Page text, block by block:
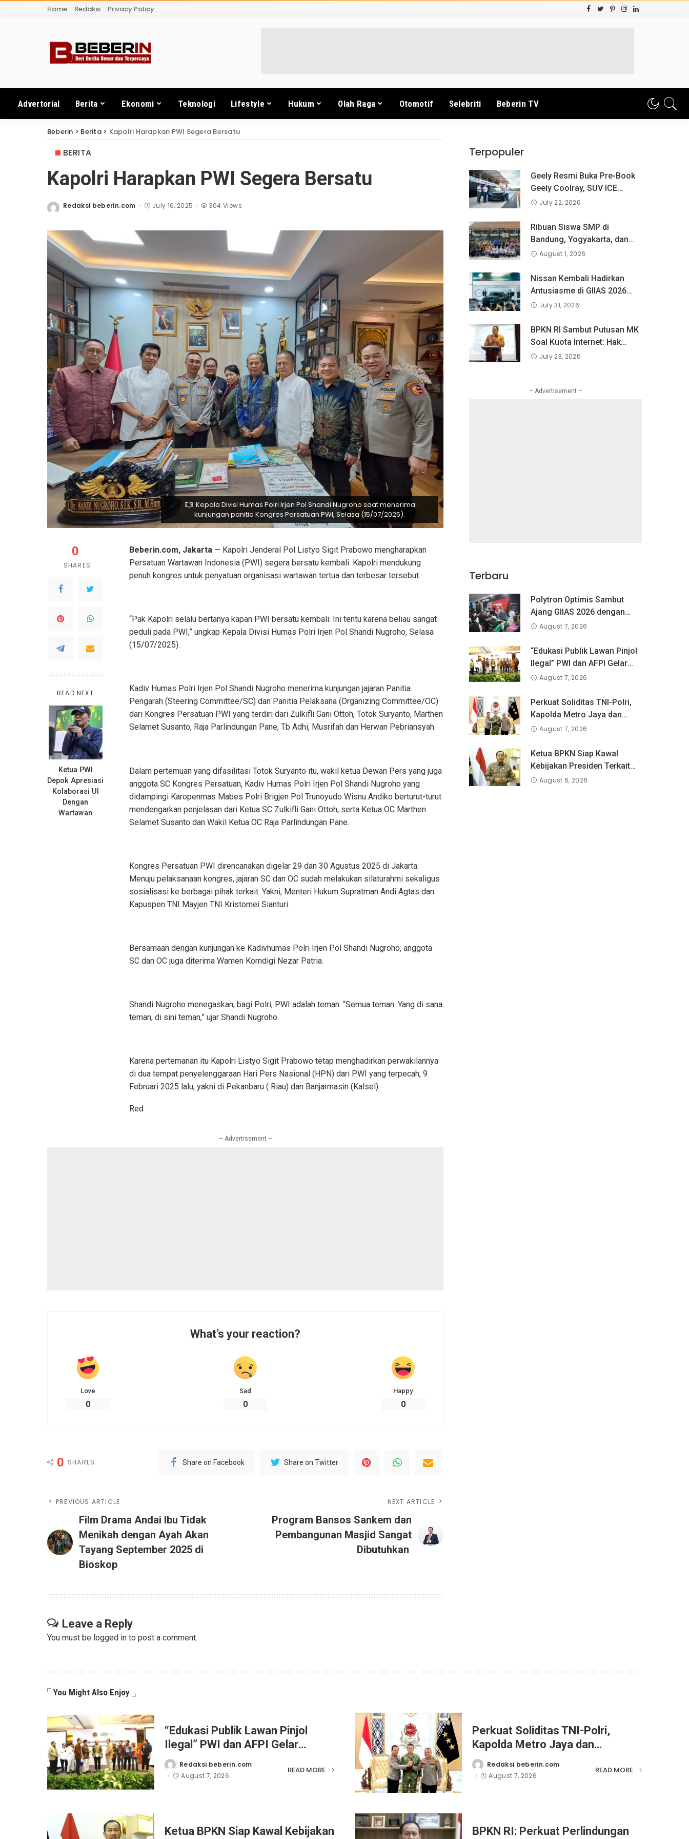
Home Redaksi Privacy Policy
Advertorial Berita Ekonomi Teknologi Lifestyle Hukum Olah Raga Otomotif Selebriti Beberin TV
Beberin > Berita> Kapolri Harapkan PWI Segera Bersatu
BERITA
Kapolri Harapkan PWI Segera Bersatu
Posted
Redaksi beberin.com July 16, 2025 304 Views
Kepala Divisi Humas Polri Irjen Pol Shandi Nugroho saat menerima
kunjungan panitia Kongres Persatuan PWI, Selasa (15/07/2025).
0
SHARES
READ NEXT
Ketua PWI
Depok Apresiasi
Kolaborasi UI
Dengan
Wartawan
Beberin.com, Jakarta — Kapolri Jenderal Pol Listyo Sigit Prabowo mengharapkan
Persatuan Wartawan Indonesia (PWI) segera bersatu kembali. Kapolri mendukung
penuh kongres untuk penyatuan organisasi wartawan tertua dan terbesar tersebut.
“Pak Kapolri selalu bertanya kapan PWI bersatu kembali. Ini tentu karena beliau sangat
peduli pada PWI,” ungkap Kepala Divisi Humas Polri Irjen Pol Shandi Nugroho, Selasa
(15/07/2025).
Kadiv Humas Polri Irjen Pol Shandi Nugroho menerima kunjungan jajaran Panitia
Pengarah (Steering Committee/SC) dan Panitia Pelaksana (Organizing Committee/OC)
dari Kongres Persatuan PWI yang terdiri dari Zulkifli Gani Ottoh, Totok Suryanto, Marthen
Selamet Susanto, Raja Parlindungan Pane, Tb Adhi, Musrifah dan Herwan Pebriansyah.
Dalam pertemuan yang difasilitasi Totok Suryanto itu, wakil ketua Dewan Pers yang juga
anggota SC Kongres Persatuan, Kadiv Humas Polri Irjen Pol Shandi Nugroho yang
didampingi Karopenmas Mabes Polri Brigjen Pol Trunoyudo Wisnu Andiko berturut-turut
mendengarkan penjelasan dari Ketua SC Zulkifli Gani Ottoh, serta Ketua OC Marthen
Selamet Susanto dan Wakil Ketua OC Raja Parlindungan Pane.
Kongres Persatuan PWI direncanakan digelar 29 dan 30 Agustus 2025 di Jakarta.
Menuju pelaksanaan kongres, jajaran SC dan OC sudah melakukan silaturahmi sekaligus
sosialisasi ke berbagai pihak terkait. Yakni, Menteri Hukum Supratman Andi Agtas dan
Kapuspen TNI Mayjen TNI Kristomei Sianturi.
Bersamaan dengan kunjungan ke Kadivhumas Polri Irjen Pol Shandi Nugroho, anggota
SC dan OC juga diterima Wamen Komdigi Nezar Patria.
Shandi Nugroho menegaskan, bagi Polri, PWI adalah teman. “Semua teman. Yang di sana
teman, di sini teman,” ujar Shandi Nugroho.
Karena pertemanan itu Kapolri Listyo Sigit Prabowo tetap menghadirkan perwakilannya
di dua tempat penyelenggaraan Hari Pers Nasional (HPN) dari PWI yang terpecah, 9
Februari 2025 lalu, yakni di Pekanbaru ( Riau) dan Banjarmasin (Kalsel).
Red
– Advertisement –
What’s your reaction?
Love
0
Sad
0
Happy
0
0 SHARES Share on Facebook Share on Twitter
PREVIOUS ARTICLE
Film Drama Andai Ibu Tidak
Menikah dengan Ayah Akan
Tayang September 2025 di
Bioskop
NEXT ARTICLE
Program Bansos Sankem dan
Pembangunan Masjid Sangat
Dibutuhkan
Leave a Reply
You must be logged in to post a comment.
Terpopuler
Geely Resmi Buka Pre-Book
Geely Coolray, SUV ICE
Pertama Geely di Indonesia
Juta Pengguna Global.
July 22, 2026
Ribuan Siswa SMP di
Bandung, Yogyakarta, dan
Surabaya Berlatih Langsung
di PLN Mobile Jalan Juara
JEVA Spike Nation 2026.
August 1, 2026
Nissan Kembali Hadirkan
Antusiasme di GIIAS 2026
melalui Debut Perdana”
July 31, 2026
BPKN RI Sambut Putusan MK
Soal Kuota Internet: Hak
Konsumen Tak Boleh Hangus
July 23, 2026
– Advertisement –
Terbaru
Polytron Optimis Sambut
Ajang GIIAS 2026 dengan
Respon Positif
August 7, 2026
“Edukasi Publik Lawan Pinjol
Ilegal” PWI dan AFPI Gelar
Workshop Jurnalistik
August 7, 2026
Perkuat Soliditas TNI-Polri,
Kapolda Metro Jaya dan
Pangdam Jaya Kunjungi
August 7, 2026
Ketua BPKN Siap Kawal
Kebijakan Presiden Terkait
Potongan Biaya Bagi
August 6, 2026
You Might Also Enjoy
“Edukasi Publik Lawan Pinjol
Ilegal” PWI dan AFPI Gelar
Workshop Jurnalistik
Posted
by
Redaksi beberin.com
August 7, 2026
READ MORE
Perkuat Soliditas TNI-Polri,
Kapolda Metro Jaya dan
Pangdam Jaya Kunjungi
Dankorps Brimob Polri
Posted
by
Redaksi beberin.com
August 7, 2026
READ MORE
Ketua BPKN Siap Kawal Kebijakan
BPKN RI: Perkuat Perlindungan